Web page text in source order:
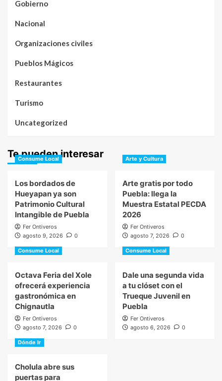
Gobierno
Nacional
Organizaciones civiles
Pueblos Mágicos
Restaurantes
Turismo
Uncategorized
Te pueden interesar
Consume Local
Los bordados de
Hueyapan ya son
Patrimonio Cultural
Intangible de Puebla
Fer Ontiveros
agosto 9, 2026
0
Arte y Cultura
Arte gratis por todo
Puebla: llega la
Muestra Estatal PECDA
2026
Fer Ontiveros
agosto 7, 2026
0
Consume Local
Octava Feria del Xole
ofrecerá experiencia
gastronómica en
Chignautla
Fer Ontiveros
agosto 7, 2026
0
Consume Local
Dale una segunda vida
a tu clóset con el
Trueque Juvenil en
Puebla
Fer Ontiveros
agosto 6, 2026
0
Dónde Ir
Cholula abre sus
puertas para